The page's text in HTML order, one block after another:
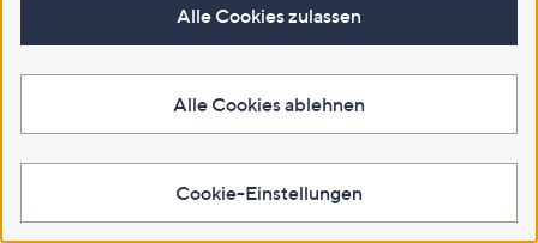
Alle Cookies zulassen
Alle Cookies ablehnen
Cookie-Einstellungen